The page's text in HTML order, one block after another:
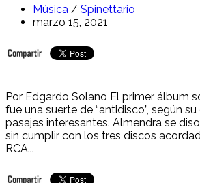
Música / Spinettario
marzo 15, 2021
Por Edgardo Solano El primer álbum
fue una suerte de “antidisco”, según
pasajes interesantes. Almendra se
sin cumplir con los tres discos
RCA...